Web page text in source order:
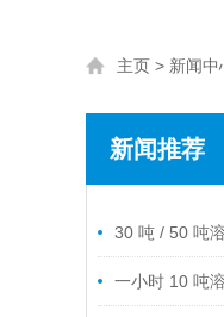
主页 > 新闻中
新闻推荐
30 吨 / 50 吨
天尼威环保原厂
一小时 10 吨